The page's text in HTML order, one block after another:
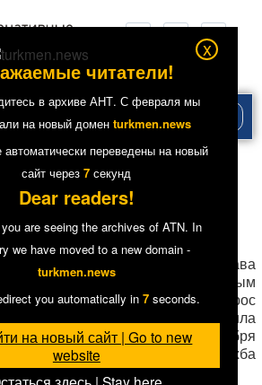
меню
подтвердило гибель
10640
туркменской делегации, глава
по международным
, отвечая на прямой вопрос
по правам ребенка, подтвердила
произошедшую в середине октября
16 января туркменская служба
RL).
x
читатели!
в архиве АНТ. С февраля мы
на новый доменturkmen.news
переведены на новый
сайт через7 секунд
Dear readers!
are seeing the archives of ATN. In
we have moved to a new domain -
turkmen.news
you automatically in7 seconds.
на новый сайт | Go to new
website